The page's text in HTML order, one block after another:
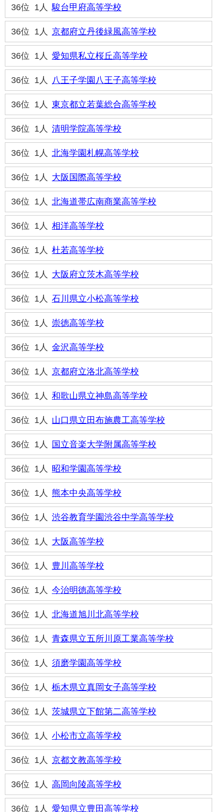
36位 1人 駿台甲府高等学校
36位 1人 京都府立丹後緑風高等学校
36位 1人 愛知県私立桜丘高等学校
36位 1人 八王子学園八王子高等学校
36位 1人 東京都立若葉総合高等学校
36位 1人 清明学院高等学校
36位 1人 北海学園札幌高等学校
36位 1人 大阪国際高等学校
36位 1人 北海道帯広南商業高等学校
36位 1人 相洋高等学校
36位 1人 杜若高等学校
36位 1人 大阪府立茨木高等学校
36位 1人 石川県立小松高等学校
36位 1人 崇徳高等学校
36位 1人 金沢高等学校
36位 1人 京都府立洛北高等学校
36位 1人 和歌山県立神島高等学校
36位 1人 山口県立田布施農工高等学校
36位 1人 国立音楽大学附属高等学校
36位 1人 昭和学園高等学校
36位 1人 熊本中央高等学校
36位 1人 渋谷教育学園渋谷中学高等学校
36位 1人 大阪高等学校
36位 1人 豊川高等学校
36位 1人 今治明徳高等学校
36位 1人 北海道旭川北高等学校
36位 1人 青森県立五所川原工業高等学校
36位 1人 須磨学園高等学校
36位 1人 栃木県立真岡女子高等学校
36位 1人 茨城県立下館第二高等学校
36位 1人 小松市立高等学校
36位 1人 京都文教高等学校
36位 1人 高岡向陵高等学校
36位 1人 愛知県立豊田高等学校